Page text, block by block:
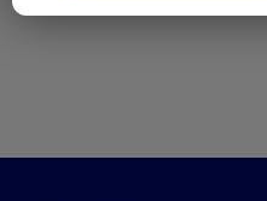
Vous pouvez exprimer vos